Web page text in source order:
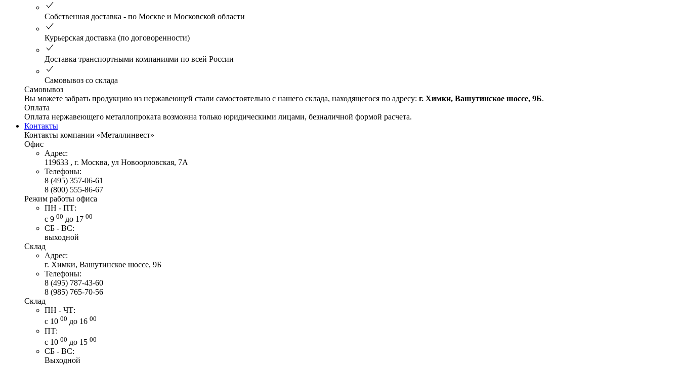
Собственная доставка - по Москве и Московской области
Курьерская доставка (по договоренности)
Доставка транспортными компаниями по всей России
Самовывоз со склада
Самовывоз
Вы можете забрать продукцию из нержавеющей стали самостоятельно с нашего склада, находящегося по адресу: г. Химки, Вашутинское шоссе, 9Б.
Оплата
Оплата нержавеющего металлопроката возможна только юридическими лицами, безналичной формой расчета.
Контакты
Контакты компании «Металлинвест»
Офис
Адрес:
119633 , г. Москва, ул Новоорловская, 7А
Телефоны:
8 (495) 357-06-61
8 (800) 555-86-67
Режим работы офиса
ПН - ПТ:
с 9 00 до 17 00
СБ - ВС:
выходной
Склад
Адрес:
г. Химки, Вашутинское шоссе, 9Б
Телефоны:
8 (495) 787-43-60
8 (985) 765-70-56
Склад
ПН - ЧТ:
с 10 00 до 16 00
ПТ:
с 10 00 до 15 00
СБ - ВС:
Выходной